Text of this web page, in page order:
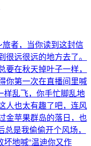
者，当你读到这封信
远很远的地方去了。
在秋天掉叶子一样，
你第一次在直播间里喊
样乱飞，你手忙脚乱地
人也太有趣了吧，连风
金苹果群岛的落日，也
是我偷偷开个风场，
坏地喊“温迪你又作